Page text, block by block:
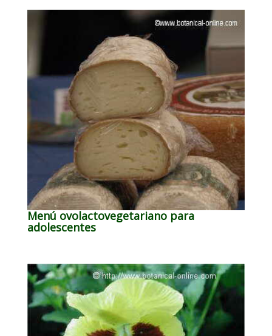
Menú ovolactovegetariano para
adolescentes